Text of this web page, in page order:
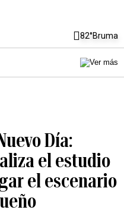
82°Bruma
Día:
el estudio
el escenario